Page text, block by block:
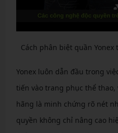
Cách phân biệt quần
Yonex luôn dẫn đầu trong
tiến vào trang phục thể
hãng là minh chứng rõ nét
quyền không chỉ nâng cao